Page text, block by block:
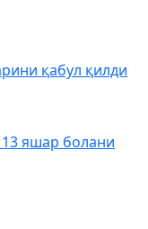
қабул қилди
13 яшар болани